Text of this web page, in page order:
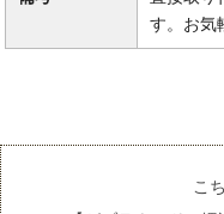
す。お気
こ